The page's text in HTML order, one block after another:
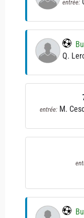
entrée:
Q.
entrée: M.